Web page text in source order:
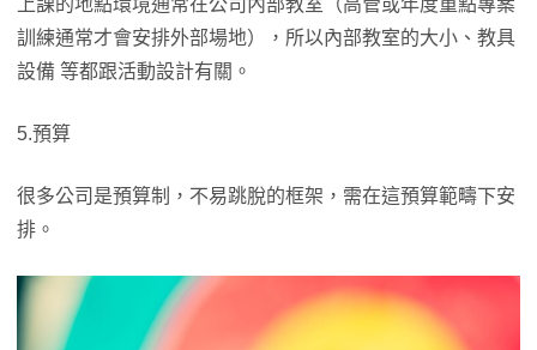
上課的地點環境通常在公司內部教室（高管或年度重點專案
訓練通常才會安排外部場地），所以內部教室的大小、教具
設備 等都跟活動設計有關。
5.預算
很多公司是預算制，不易跳脫的框架，需在這預算範疇下安
排。